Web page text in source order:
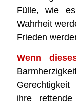
Fülle, wie
Wahrheit
Frieden
Wenn
ihre